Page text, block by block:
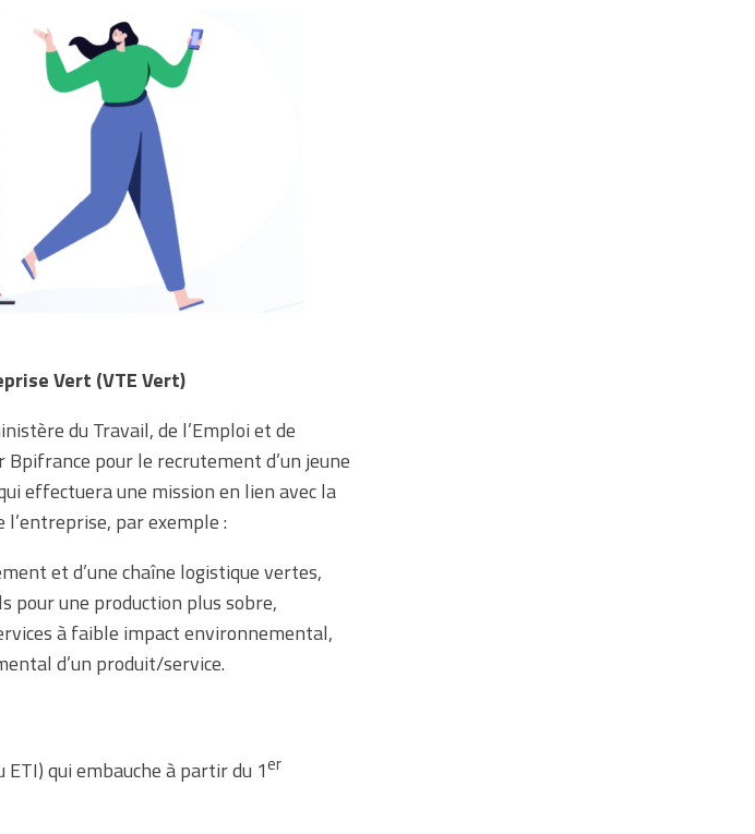
Vert (VTE Vert)
du Travail, de l’Emploi et de
Bpifrance pour le recrutement d’un jeune
effectuera une mission en lien avec la
par exemple :
et d’une chaîne logistique vertes,
pour une production plus sobre,
à faible impact environnemental,
d’un produit/service.
qui embauche à partir du 1er